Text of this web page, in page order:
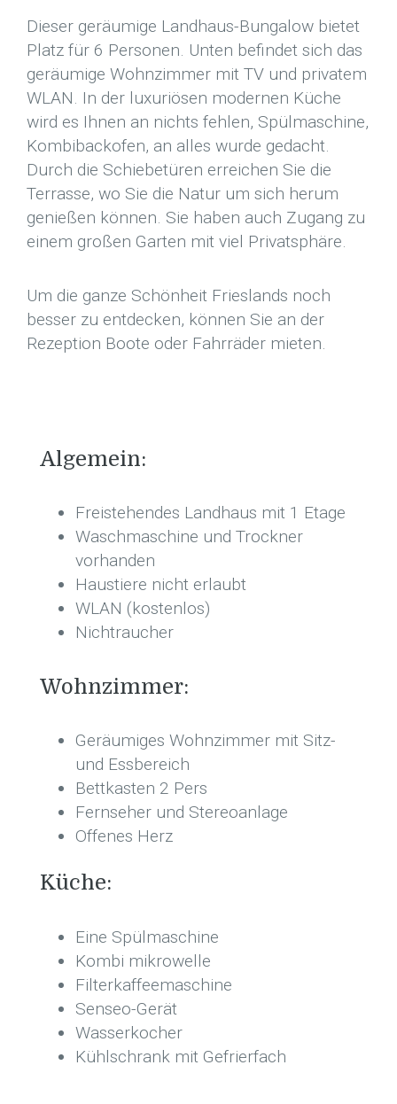
Dieser geräumige Landhaus-Bungalow bietet
Platz für 6 Personen. Unten befindet sich das
geräumige Wohnzimmer mit TV und privatem
WLAN. In der luxuriösen modernen Küche
wird es Ihnen an nichts fehlen, Spülmaschine,
Kombibackofen, an alles wurde gedacht.
Durch die Schiebetüren erreichen Sie die
Terrasse, wo Sie die Natur um sich herum
genießen können. Sie haben auch Zugang zu
einem großen Garten mit viel Privatsphäre.
Um die ganze Schönheit Frieslands noch
besser zu entdecken, können Sie an der
Rezeption Boote oder Fahrräder mieten.
Algemein:
Freistehendes Landhaus mit 1 Etage
Waschmaschine und Trockner
vorhanden
Haustiere nicht erlaubt
WLAN (kostenlos)
Nichtraucher
Wohnzimmer:
Geräumiges Wohnzimmer mit Sitz-
und Essbereich
Bettkasten 2 Pers
Fernseher und Stereoanlage
Offenes Herz
Küche:
Eine Spülmaschine
Kombi mikrowelle
Filterkaffeemaschine
Senseo-Gerät
Wasserkocher
Kühlschrank mit Gefrierfach